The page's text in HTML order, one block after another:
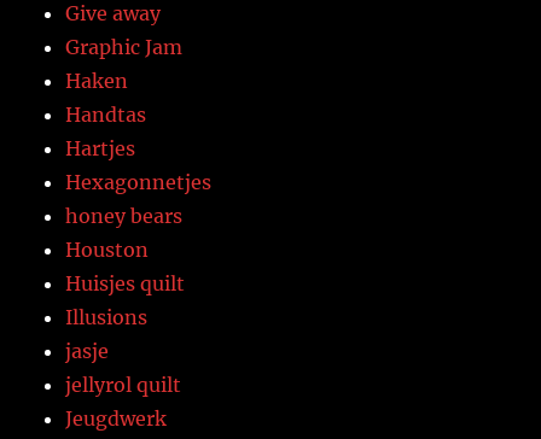
Give away
Graphic Jam
Haken
Handtas
Hartjes
Hexagonnetjes
honey bears
Houston
Huisjes quilt
Illusions
jasje
jellyrol quilt
Jeugdwerk